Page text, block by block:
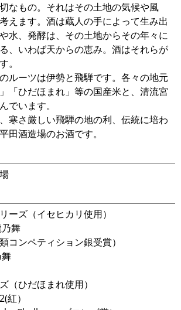
なもの。それはその土地の気候や風
えます。酒は蔵人の手によって生み出
水、発酵は、その土地からその年々に
、いわば天からの恵み。酒はそれらが
。
ルーツは伊勢と飛騨です。各々の地元
「ひだほまれ」等の国産米と、清流宮
でいます。
寒さ厳しい飛騨の地の利、伝統に培わ
田酒造場のお酒です。
ーズ（イセヒカリ使用）
乃舞
コンペティション銀受賞）
舞
（ひだほまれ使用）
紅）